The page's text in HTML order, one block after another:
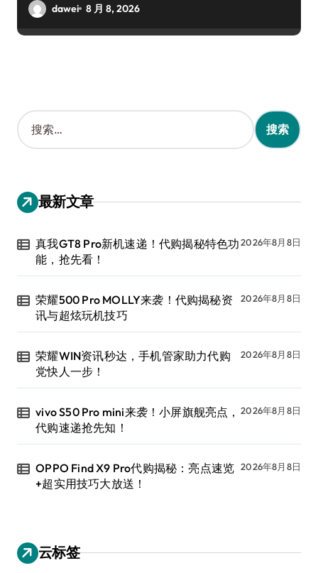
dawei 8 月 8, 2026
搜
索
：
最新文章
真我GT8 Pro新机速递！代购揭秘特色功
能，抢先看！
2026年8月8日
荣耀500 Pro MOLLY来袭！代购揭秘资
讯与超炫玩机技巧
2026年8月8日
荣耀WIN资讯秒达，手机管家助力代购
党快人一步！
2026年8月8日
vivo S50 Pro mini来袭！小屏旗舰亮点，
代购速递抢先知！
2026年8月8日
OPPO Find X9 Pro代购揭秘：亮点速览
+超实用技巧大放送！
2026年8月8日
云标签